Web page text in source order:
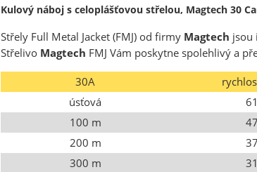
Kulový náboj s celoplášťovou střelou, Magtech 30
Střely Full Metal Jacket (FMJ) od firmy Magtech jsou
Střelivo Magtech FMJ Vám poskytne spolehlivý a
30A
úsťová
100 m
200 m
300 m